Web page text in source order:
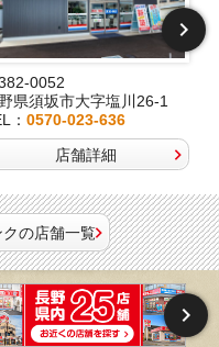
0052
県須坂市大字塩川26-1
：0570-023-636
店舗詳細
の店舗一覧